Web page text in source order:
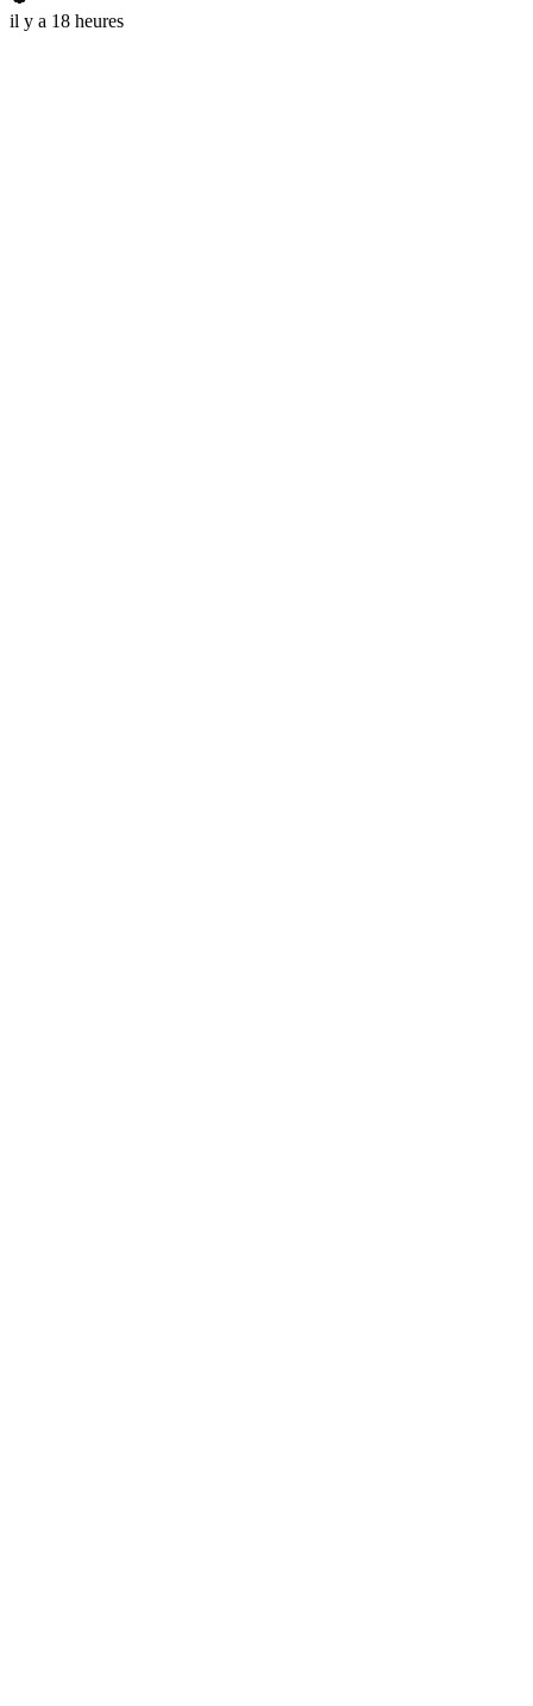
il y a 18 heures